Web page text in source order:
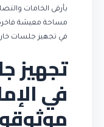
بأرقى الخامات
مساحة معيشة
في تجهيز جلسات
تجهيز
في